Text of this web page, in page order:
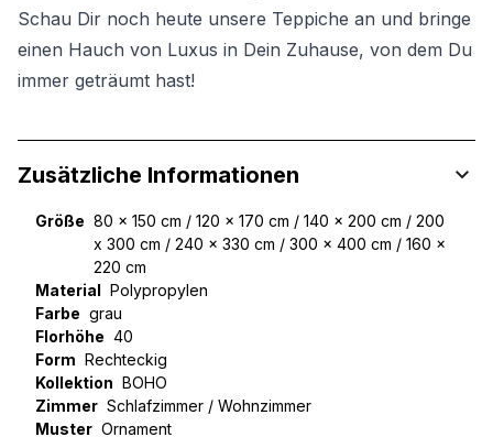
Schau Dir noch heute unsere Teppiche an und bringe
einen Hauch von Luxus in Dein Zuhause, von dem Du
immer geträumt hast!
Zusätzliche Informationen
Größe 80 x 150 cm / 120 x 170 cm / 140 x 200 cm / 200
x 300 cm / 240 x 330 cm / 300 x 400 cm / 160 x
220 cm
Material Polypropylen
Farbe grau
Florhöhe 40
Form Rechteckig
Kollektion BOHO
Zimmer Schlafzimmer / Wohnzimmer
Muster Ornament